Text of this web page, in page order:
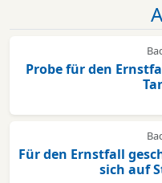
Probe für den
Für den Ernstfall
sich auf